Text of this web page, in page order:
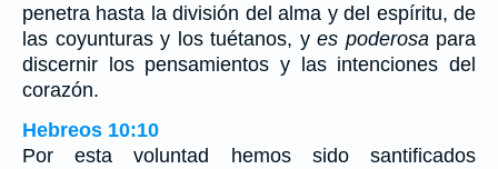
penetra hasta la división del alma y del espíritu, de
las coyunturas y los tuétanos, y es poderosapara
discernir los pensamientos y las intenciones del
corazón.
Hebreos 10:10
Por esta voluntad hemos sido santificados